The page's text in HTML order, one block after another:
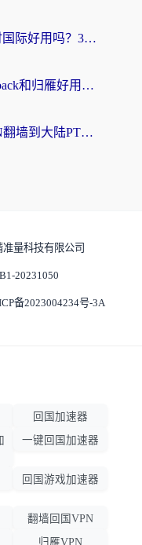
海外党必看：斧牛和夏时国际好用吗？3步选对回国加速器，无缝刷国内资源
海外党踩坑指南：Quickback和归雁好用吗？选对加速器才能无缝刷国内资源
海外党必看：如何用VPN翻墙到大陆PTT？一篇解决你所有回国加速痛点
准量科技有限公司
20231050
备2023004234号-3A
回国加速器
一键回国加速器
回国游戏加速器
翻墙回国VPN
归雁VPN